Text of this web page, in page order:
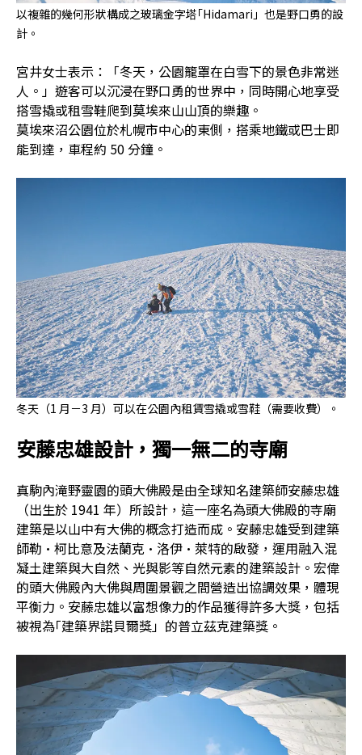
以複雜的幾何形狀構成之玻璃金字塔｢Hidamari」也是野口勇的設
計。
宮井女士表示：「冬天，公園籠罩在白雪下的景色非常迷
人。」遊客可以沉浸在野口勇的世界中，同時開心地享受
搭雪撬或租雪鞋爬到莫埃來山山頂的樂趣。
莫埃來沼公園位於札幌市中心的東側，搭乘地鐵或巴士即
能到達，車程約 50 分鐘。
冬天（1 月－3 月）可以在公園內租賃雪撬或雪鞋（需要收費）。
安藤忠雄設計，獨一無二的寺廟
真駒內滝野靈園的頭大佛殿是由全球知名建築師安藤忠雄
（出生於 1941 年）所設計，這一座名為頭大佛殿的寺廟
建築是以山中有大佛的概念打造而成。安藤忠雄受到建築
師勒·柯比意及法蘭克·洛伊·萊特的啟發，運用融入混
凝土建築與大自然、光與影等自然元素的建築設計。宏偉
的頭大佛殿內大佛與周圍景觀之間營造出協調效果，體現
平衡力。安藤忠雄以富想像力的作品獲得許多大獎，包括
被視為｢建築界諾貝爾獎」的普立茲克建築獎。